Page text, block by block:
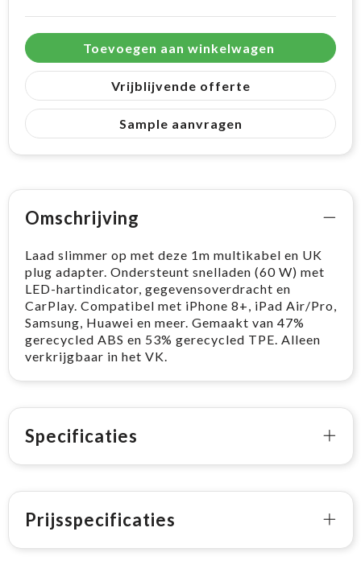
Toevoegen aan winkelwagen
Vrijblijvende offerte
Sample aanvragen
Omschrijving
Laad slimmer op met deze 1m multikabel en UK
plug adapter. Ondersteunt snelladen (60 W) met
LED-hartindicator, gegevensoverdracht en
CarPlay. Compatibel met iPhone 8+, iPad Air/Pro,
Samsung, Huawei en meer. Gemaakt van 47%
gerecycled ABS en 53% gerecycled TPE. Alleen
verkrijgbaar in het VK.
Specificaties
Prijsspecificaties